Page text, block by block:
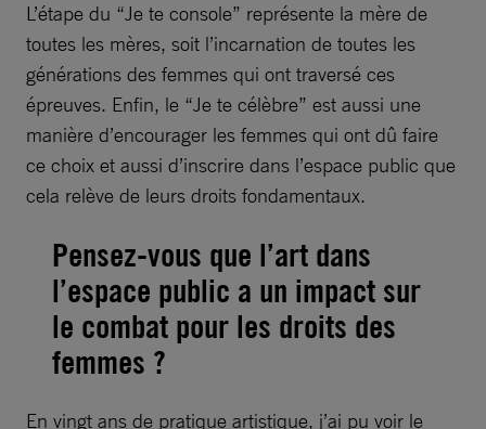
L’étape du “Je te console” représente la mère de
toutes les mères, soit l’incarnation de toutes les
générations des femmes qui ont traversé ces
épreuves. Enfin, le “Je te célèbre” est aussi une
manière d’encourager les femmes qui ont dû faire
ce choix et aussi d’inscrire dans l’espace public que
cela relève de leurs droits fondamentaux.
Pensez-vous que l’art dans
l’espace public a un impact sur
le combat pour les droits des
femmes ?
En vingt ans de pratique artistique, j’ai pu voir le